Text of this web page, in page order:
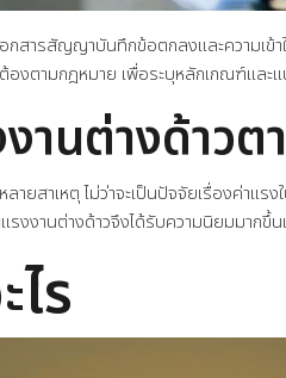
รสัญญาบันทึกข้อตกลงและความเข้า
ต้องตามกฎหมาย เพื่อระบุหลักเกณฑ์
านต่างด้าว
สาเหตุ ไม่ว่าจะเป็นปัจจัยเรื่องค่าแร
รงงานต่างด้าวจึงได้รับความนิยมมากขึ้
ร